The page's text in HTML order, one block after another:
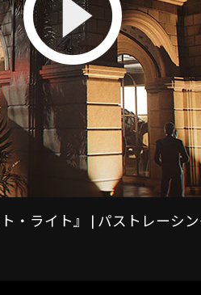
ト・ライト』 | パストレーシ